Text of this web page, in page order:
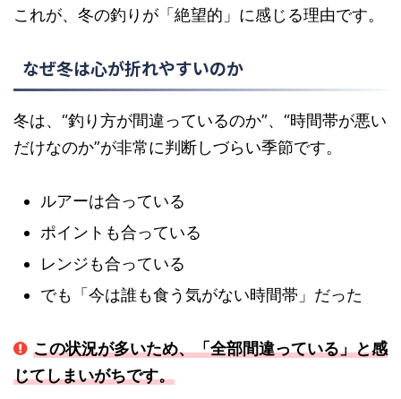
これが、冬の釣りが「絶望的」に感じる理由です。
なぜ冬は心が折れやすいのか
冬は、“釣り方が間違っているのか”、“時間帯が悪い
だけなのか”が非常に判断しづらい季節です。
ルアーは合っている
ポイントも合っている
レンジも合っている
でも「今は誰も食う気がない時間帯」だった
この状況が多いため、「全部間違っている」と感
じてしまいがちです。